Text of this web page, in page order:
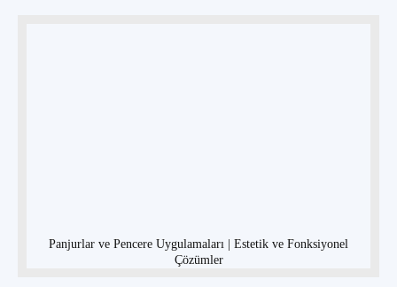
Panjurlar ve Pencere Uygulamaları | Estetik ve Fonksiyonel
Çözümler